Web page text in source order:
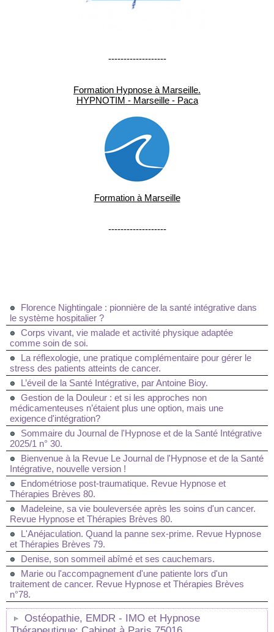
-------------------
Formation Hypnose à Marseille.
HYPNOTIM - Marseille - Paca
Formation à Marseille
-------------------
Florence Nightingale : pionnière de la santé intégrative dans
le système hospitalier ?
Corps vivant, vie malade et activité physique adaptée
comme soin de soi.
La réflexologie, une pratique complémentaire pour gérer le
stress des patients atteints de cancer.
L’éveil de la Santé Intégrative, par Antoine Bioy.
Gestion de la Douleur : et si les approches non
médicamenteuses n’étaient plus une option, mais une
exigence d'intégration?
Sommaire du Journal de l'Hypnose et de la Santé Intégrative
2025/1 n° 30.
Bienvenue à la Revue Le Journal de l'Hypnose et de la Santé
Intégrative, nouvelle version !
Endométriose post-traumatique. Revue Hypnose et
Thérapies Brèves 80.
Madeleine, sa vie bouleversée après les soins d'un cancer.
Revue Hypnose et Thérapies Brèves 80.
L'Anéjaculation. Quand la panne sex-prime. Revue Hypnose
et Thérapies Brèves 79.
Denise, son sommeil abîmé et ses cauchemars.
Marie ou l'accompagnement d'une patiente lors d'un
traitement de cancer. Revue Hypnose et Thérapies Brèves
n°78.
Ostéopathie, EMDR - IMO et Hypnose